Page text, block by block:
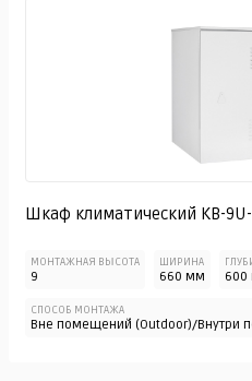
Шкаф климатический KB-
МОНТАЖНАЯ ВЫСОТА
9
ШИРИНА
660 мм
СПОСОБ МОНТАЖА
Вне помещений (Outdoor)/Внутри